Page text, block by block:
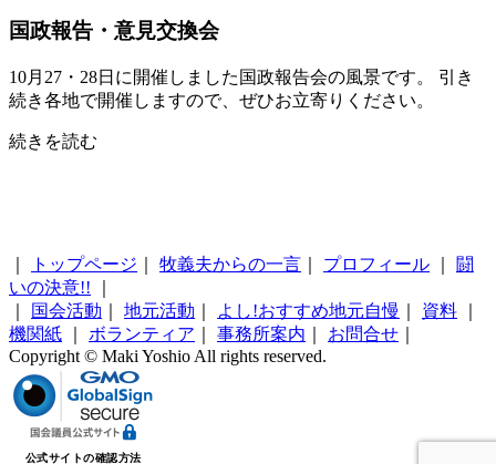
国政報告・意見交換会
10月27・28日に開催しました国政報告会の風景です。 引き
続き各地で開催しますので、ぜひお立寄りください。
続きを読む
トップページ 牧義夫からの一言 プロフィール
闘
いの決意!!
国会活動 地元活動 よし!おすすめ地元自慢 資料
機関紙
ボランティア 事務所案内 お問合せ
Copyright © Maki Yoshio All rights reserved.
公式サイトの確認方法